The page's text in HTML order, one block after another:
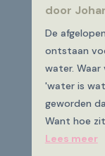
door
De
ontstaan
water. Waar
'water is
geworden
Want hoe
Lees meer